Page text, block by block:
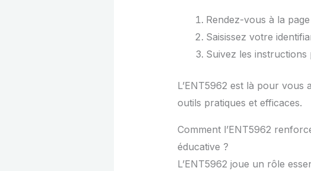
Rendez-vous à la
Saisissez votre
Suivez les
L’ENT5962 est là pour
outils pratiques et efficaces.
Comment l’ENT5962
éducative ?
L’ENT5962 joue un rôle